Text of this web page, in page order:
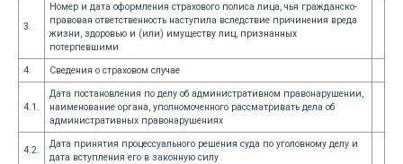
3.
Номер и дата оформления страхового полиса лица, чья гражданско-
правовая ответственность наступила вследствие причинения вреда
жизни, здоровью и (или) имуществу лиц, признанных
потерпевшими
4.
Сведения о страховом случае
4.1.
Дата постановления по делу об административном правонарушении,
наименование органа, уполномоченного рассматривать дела об
административных правонарушениях
4.2.
Дата принятия процессуального решения суда по уголовному делу и
дата вступления его в законную силу